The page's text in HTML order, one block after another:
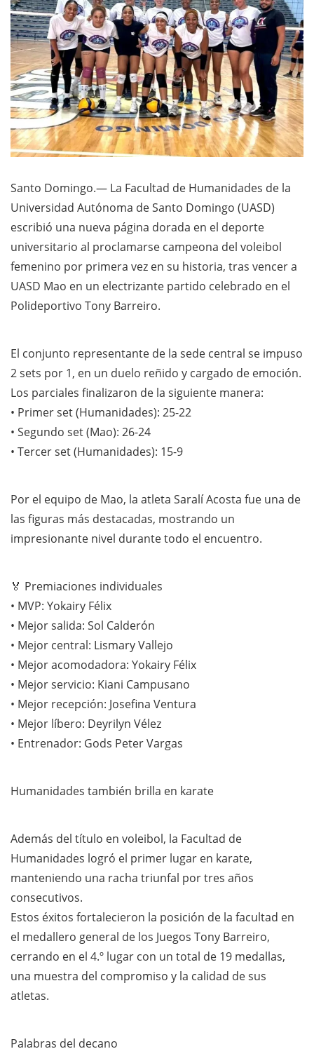
Santo Domingo.— La Facultad de Humanidades de la
Universidad Autónoma de Santo Domingo (UASD)
escribió una nueva página dorada en el deporte
universitario al proclamarse campeona del voleibol
femenino por primera vez en su historia, tras vencer a
UASD Mao en un electrizante partido celebrado en el
Polideportivo Tony Barreiro.
El conjunto representante de la sede central se impuso
2 sets por 1, en un duelo reñido y cargado de emoción.
Los parciales finalizaron de la siguiente manera:
• Primer set (Humanidades): 25-22
• Segundo set (Mao): 26-24
• Tercer set (Humanidades): 15-9
Por el equipo de Mao, la atleta Saralí Acosta fue una de
las figuras más destacadas, mostrando un
impresionante nivel durante todo el encuentro.
🏅 Premiaciones individuales
• MVP: Yokairy Félix
• Mejor salida: Sol Calderón
• Mejor central: Lismary Vallejo
• Mejor acomodadora: Yokairy Félix
• Mejor servicio: Kiani Campusano
• Mejor recepción: Josefina Ventura
• Mejor líbero: Deyrilyn Vélez
• Entrenador: Gods Peter Vargas
Humanidades también brilla en karate
Además del título en voleibol, la Facultad de
Humanidades logró el primer lugar en karate,
manteniendo una racha triunfal por tres años
consecutivos.
Estos éxitos fortalecieron la posición de la facultad en
el medallero general de los Juegos Tony Barreiro,
cerrando en el 4.º lugar con un total de 19 medallas,
una muestra del compromiso y la calidad de sus
atletas.
Palabras del decano